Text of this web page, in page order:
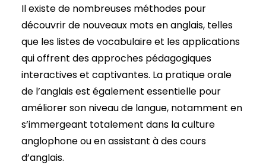
Il existe de nombreuses méthodes pour
découvrir de nouveaux mots en anglais, telles
que les listes de vocabulaire et les applications
qui offrent des approches pédagogiques
interactives et captivantes. La pratique orale
de l’anglais est également essentielle pour
améliorer son niveau de langue, notamment en
s’immergeant totalement dans la culture
anglophone ou en assistant à des cours
d’anglais.